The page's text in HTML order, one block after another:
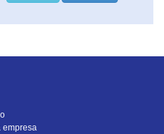
empresa